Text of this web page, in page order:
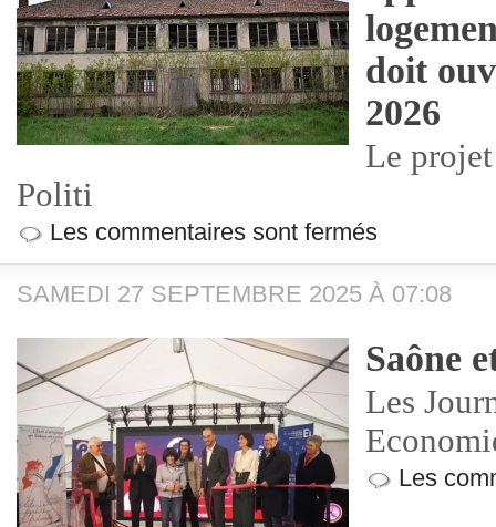
doit
2026
Le
Politi
Les commentaires sont fermés
SAMEDI 27 SEPTEMBRE 2025 À 07:08
Saône
Les
Les